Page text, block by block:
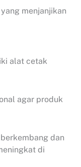
menjanjikan
alat cetak
agar produk
dan
di